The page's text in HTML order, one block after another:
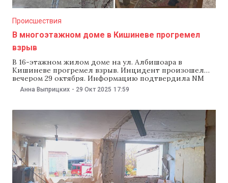
Происшествия
В многоэтажном доме в Кишиневе прогремел
взрыв
В 16-этажном жилом доме на ул. Албишоара в
Кишиневе прогремел взрыв. Инцидент произошел
вечером 29 октября. Информацию подтвердила NM
пресс-секретарь Генерального инспектората
чрезвычайных ситуаций Лилиана Пушкашу. По
ванной комнате. Из пострадавшей квартиры
эвакуировали двух человек — 16-летнюю девушку и
19-летнего молодого человека. Юношу доставили в
Анна Выприцких - 29 Окт 2025 17:59